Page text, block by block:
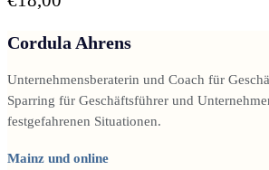
Cordula Ahrens
Unternehmensberaterin und Coach für
Sparring für Geschäftsführer und
festgefahrenen Situationen.
Mainz und online